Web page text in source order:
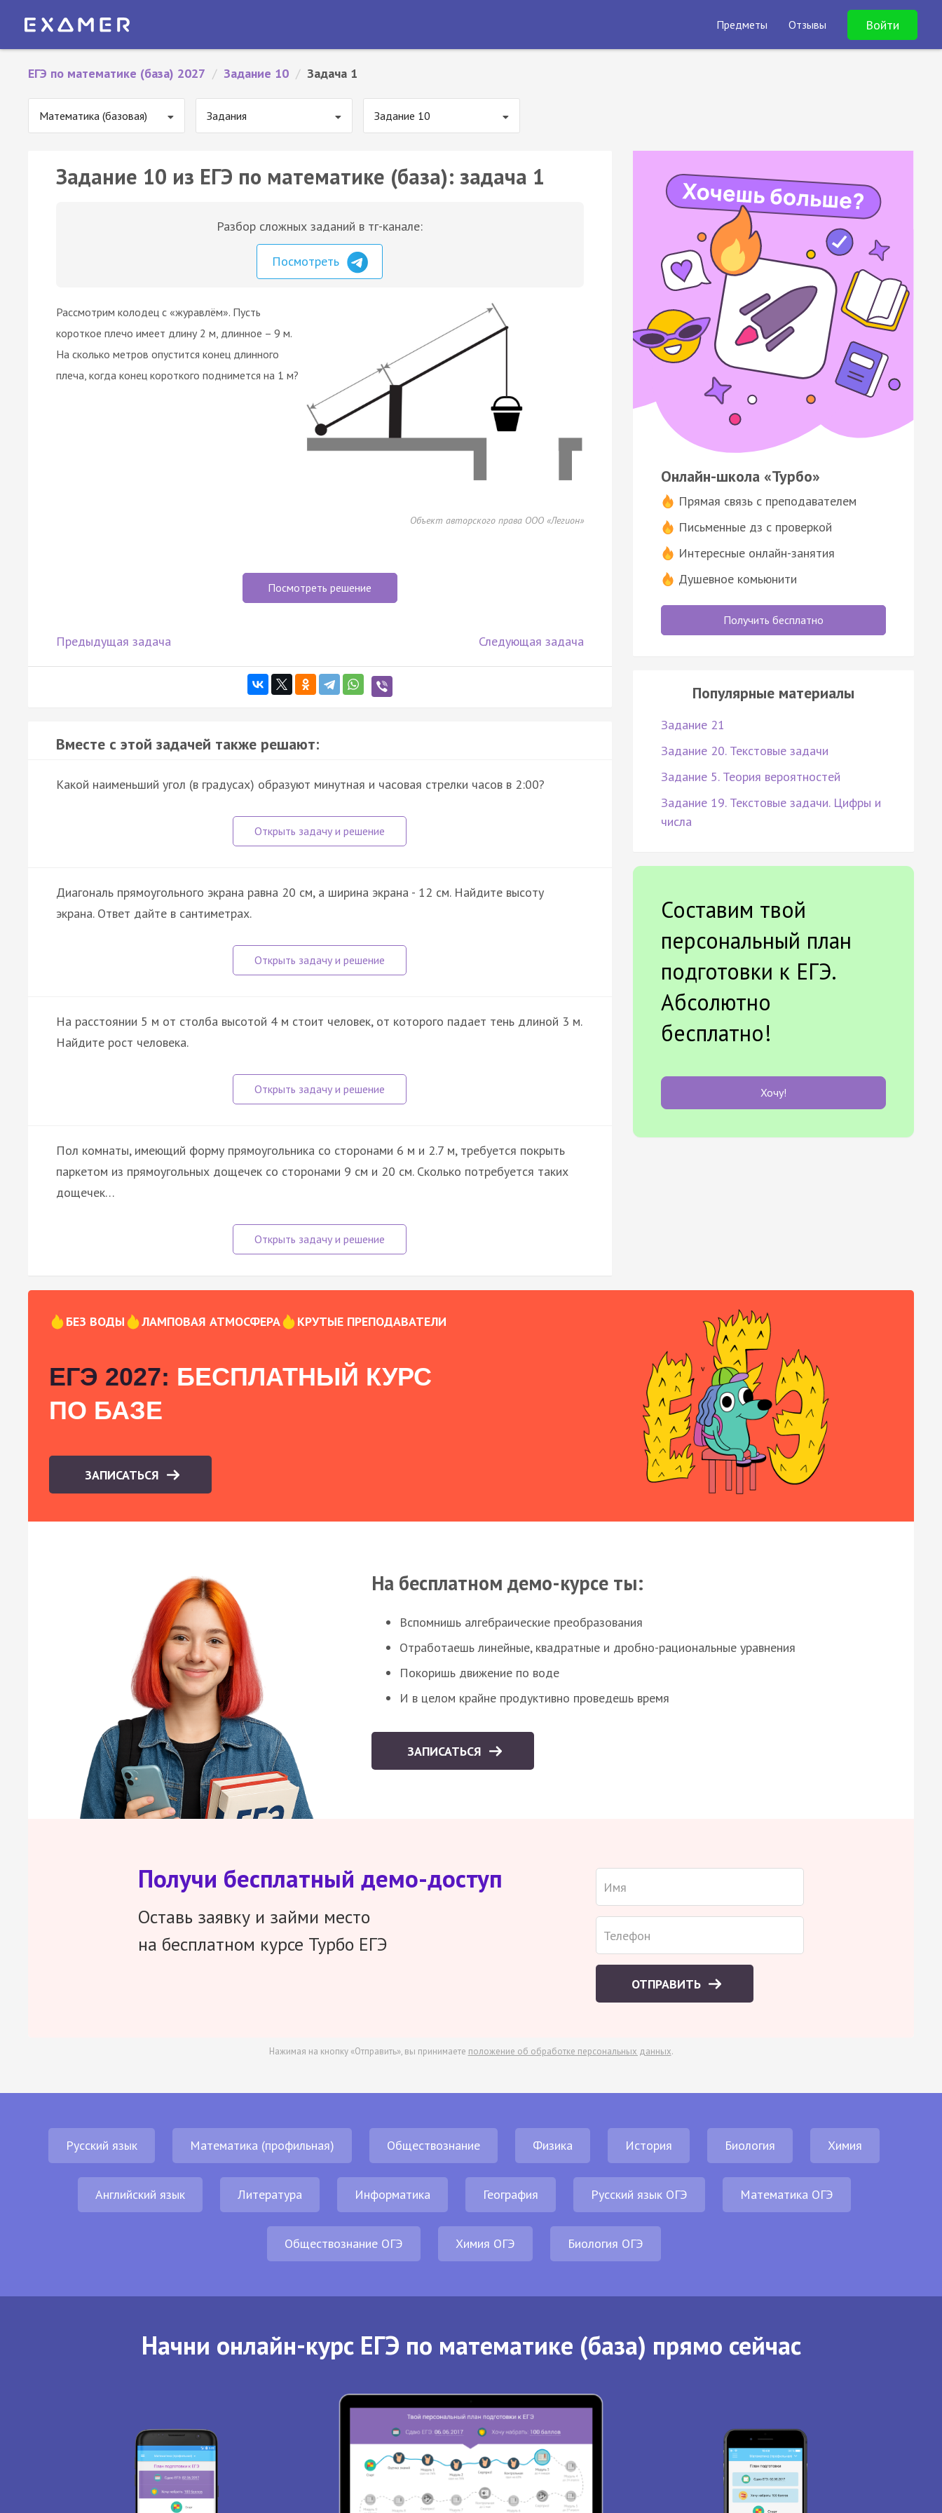
Предметы Отзывы Войти
ЕГЭ по математике (база) 2027 / Задание 10 / Задача 1
Математика (базовая) Задания Задание 10
Задание 10 из ЕГЭ по математике (база): задача 1
Разбор сложных заданий в тг-канале:
Посмотреть
Рассмотрим колодец с «журавлём». Пусть
короткое плечо имеет длину 2 м, длинное – 9 м.
На сколько метров опустится конец длинного
плеча, когда конец короткого поднимется на 1 м?
Объект авторского права ООО «Легион»
Посмотреть решение
Предыдущая задача Следующая задача
Вместе с этой задачей также решают:
Какой наименьший угол (в градусах) образуют минутная и часовая стрелки часов в 2:00?
Диагональ прямоугольного экрана равна 20 см, а ширина экрана - 12 см. Найдите высоту
экрана. Ответ дайте в сантиметрах.
На расстоянии 5 м от столба высотой 4 м стоит человек, от которого падает тень длиной 3 м.
Найдите рост человека.
Пол комнаты, имеющий форму прямоугольника со сторонами 6 м и 2.7 м, требуется покрыть
паркетом из прямоугольных дощечек со сторонами 9 см и 20 см. Сколько потребуется таких
дощечек…
Онлайн-школа «Турбо»
Прямая связь с преподавателем
Письменные дз с проверкой
Интересные онлайн-занятия
Душевное комьюнити
Получить бесплатно
Популярные материалы
Задание 21
Задание 20. Текстовые задачи
Задание 5. Теория вероятностей
Задание 19. Текстовые задачи. Цифры и
числа
Составим твой
персональный план
подготовки к ЕГЭ.
Абсолютно
бесплатно!
Хочу!
БЕЗ ВОДЫ ЛАМПОВАЯ АТМОСФЕРА КРУТЫЕ ПРЕПОДАВАТЕЛИ
ЕГЭ 2027: БЕСПЛАТНЫЙ КУРС
ПО БАЗЕ
ЗАПИСАТЬСЯ
На бесплатном демо-курсе ты:
Вспомнишь алгебраические преобразования
Отработаешь линейные, квадратные и дробно-рациональные уравнения
Покоришь движение по воде
И в целом крайне продуктивно проведешь время
ЗАПИСАТЬСЯ
Получи бесплатный демо-доступ
Оставь заявку и займи место
на бесплатном курсе Турбо ЕГЭ
ОТПРАВИТЬ
Нажимая на кнопку «Отправить», вы принимаете положение об обработке персональных данных.
Русский язык Математика (профильная) Обществознание Физика История Биология Химия
Английский язык Литература Информатика География Русский язык ОГЭ Математика ОГЭ
Обществознание ОГЭ Химия ОГЭ Биология ОГЭ
Начни онлайн-курс ЕГЭ по математике (база) прямо сейчас